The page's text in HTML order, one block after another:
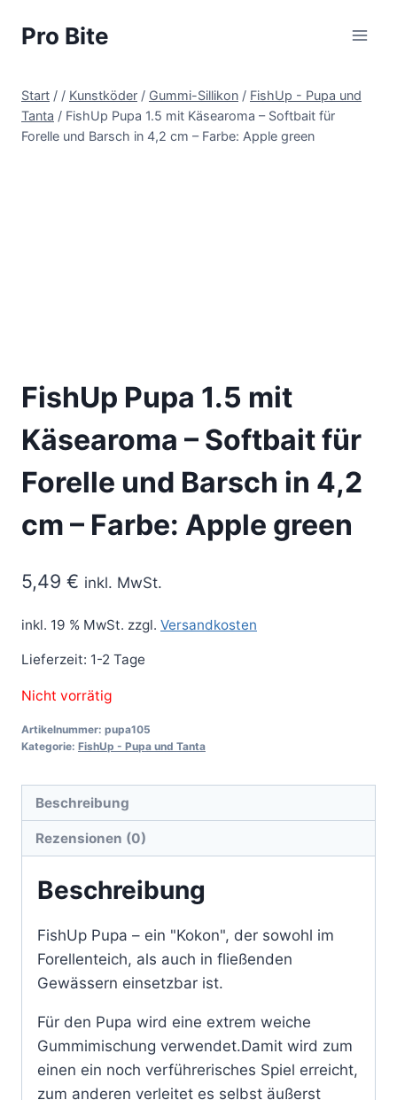
Pro Bite
Start / / Kunstköder / Gummi-Sillikon / FishUp - Pupa und
Tanta / FishUp Pupa 1.5 mit Käsearoma – Softbait für
Forelle und Barsch in 4,2 cm – Farbe: Apple green
FishUp Pupa 1.5 mit
Käsearoma – Softbait für
Forelle und Barsch in 4,2
cm – Farbe: Apple green
5,49 € inkl. MwSt.
inkl. 19 % MwSt. zzgl. Versandkosten
Lieferzeit: 1-2 Tage
Nicht vorrätig
Artikelnummer: pupa105
Kategorie: FishUp - Pupa und Tanta
Beschreibung
Rezensionen (0)
Beschreibung
FishUp Pupa – ein "Kokon", der sowohl im
Forellenteich, als auch in fließenden
Gewässern einsetzbar ist.
Für den Pupa wird eine extrem weiche
Gummimischung verwendet.Damit wird zum
einen ein noch verführerisches Spiel erreicht,
zum anderen verleitet es selbst äußerst